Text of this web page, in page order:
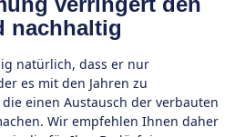
nachhaltig
natürlich, dass er nur
es mit den Jahren zu
einen Austausch der verbauten
Wir empfehlen Ihnen daher